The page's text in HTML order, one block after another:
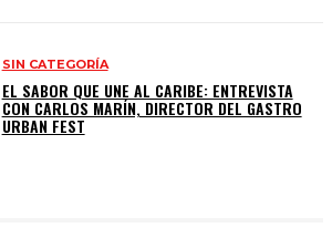
SIN CATEGORÍA
EL SABOR QUE UNE AL CARIBE: ENTREVISTA
CON CARLOS MARÍN, DIRECTOR DEL GASTRO
URBAN FEST